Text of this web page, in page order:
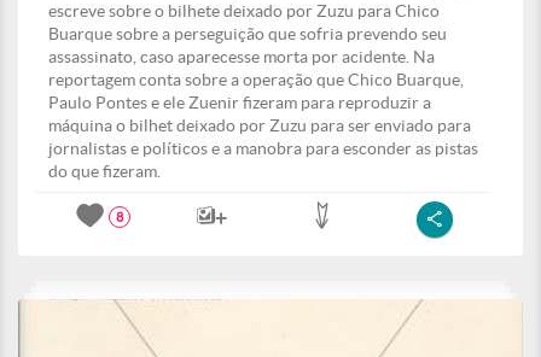
escreve sobre o bilhete deixado por Zuzu para Chico
Buarque sobre a perseguição que sofria prevendo seu
assassinato, caso aparecesse morta por acidente. Na
reportagem conta sobre a operação que Chico Buarque,
Paulo Pontes e ele Zuenir fizeram para reproduzir a
máquina o bilhet deixado por Zuzu para ser enviado para
jornalistas e políticos e a manobra para esconder as pistas
do que fizeram.
8